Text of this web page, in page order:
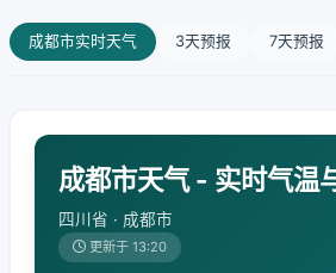
成都市实时天气 3天预报 7天预报
成都市天气 - 实时气温
四川省 · 成都市
更新于 13:20